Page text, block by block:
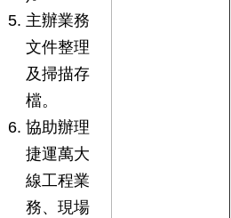
主辦業務
文件整理
及掃描存
檔。
協助辦理
捷運萬大
線工程業
務、現場